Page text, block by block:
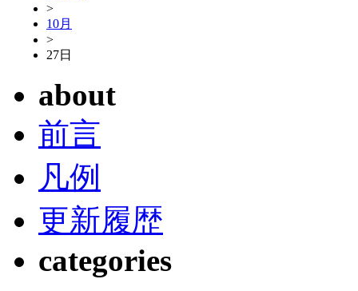
>
10月
>
27日
about
前言
凡例
更新履歴
categories